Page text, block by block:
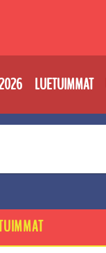
LUETUIMMAT